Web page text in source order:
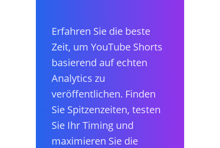
Erfahren Sie die beste
Zeit, um YouTube Shorts
basierend auf echten
Analytics zu
veröffentlichen. Finden
Sie Spitzenzeiten, testen
Sie Ihr Timing und
maximieren Sie die